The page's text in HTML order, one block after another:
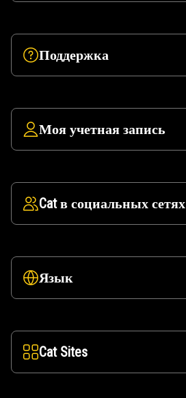
Поддержка
Моя учетная запись
Cat в социальных сетях
Язык
Cat Sites